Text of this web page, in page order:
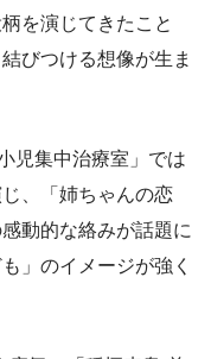
を演じてきたこと
びつける想像が生ま
児集中治療室」では
、「姉ちゃんの恋
動的な絡みが話題に
」のイメージが強く